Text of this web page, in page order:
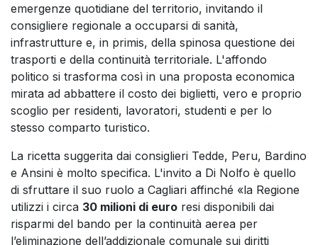
emergenze quotidiane del territorio, invitando il
consigliere regionale a occuparsi di sanità,
infrastrutture e, in primis, della spinosa questione dei
trasporti e della continuità territoriale. L'affondo
politico si trasforma così in una proposta economica
mirata ad abbattere il costo dei biglietti, vero e proprio
scoglio per residenti, lavoratori, studenti e per lo
stesso comparto turistico.
La ricetta suggerita dai consiglieri Tedde, Peru, Bardino
e Ansini è molto specifica. L'invito a Di Nolfo è quello
di sfruttare il suo ruolo a Cagliari affinché «la Regione
utilizzi i circa 30 milioni di euro resi disponibili dai
risparmi del bando per la continuità aerea per
l’eliminazione dell’addizionale comunale sui diritti